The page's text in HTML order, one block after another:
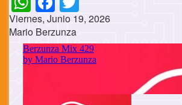
Viernes, Junio 19, 2026
Mario Berzunza
Cuerpo